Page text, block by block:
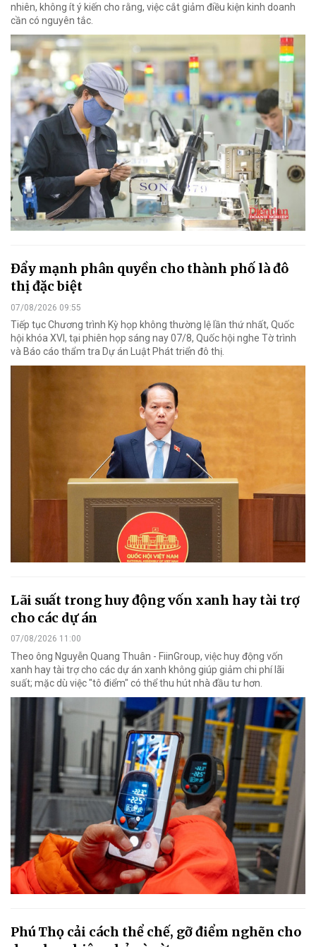
nhiên, không ít ý kiến cho rằng, việc cắt giảm điều kiện kinh doanh
cần có nguyên tắc.
Đẩy mạnh phân quyền cho thành phố là đô
thị đặc biệt
07/08/2026 09:55
Tiếp tục Chương trình Kỳ họp không thường lệ lần thứ nhất, Quốc
hội khóa XVI, tại phiên họp sáng nay 07/8, Quốc hội nghe Tờ trình
và Báo cáo thẩm tra Dự án Luật Phát triển đô thị.
Lãi suất trong huy động vốn xanh hay tài trợ
cho các dự án
07/08/2026 11:00
Theo ông Nguyễn Quang Thuân - FiinGroup, việc huy động vốn
xanh hay tài trợ cho các dự án xanh không giúp giảm chi phí lãi
suất; mặc dù việc "tô điểm" có thể thu hút nhà đầu tư hơn.
Phú Thọ cải cách thể chế, gỡ điểm nghẽn cho